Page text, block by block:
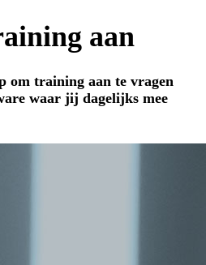
aan
om training aan te vragen
waar jij dagelijks mee